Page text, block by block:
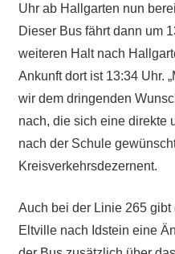
Uhr ab Hallgarten nun
Dieser Bus fährt dann um
weiteren Halt nach
Ankunft dort ist 13:34 Uhr.
wir dem dringenden
nach, die sich eine direkte
nach der Schule
Kreisverkehrsdezernent.
Auch bei der Linie 265
Eltville nach Idstein eine